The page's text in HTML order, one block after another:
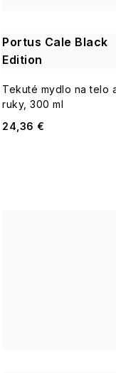
Portus Cale Black
Edition
Tekuté mydlo na telo
ruky, 300 ml
24,36 €